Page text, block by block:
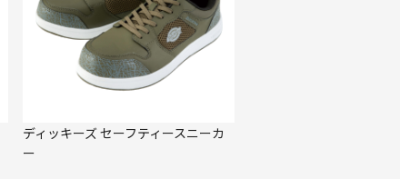
ディッキーズ セーフティースニーカ
ー